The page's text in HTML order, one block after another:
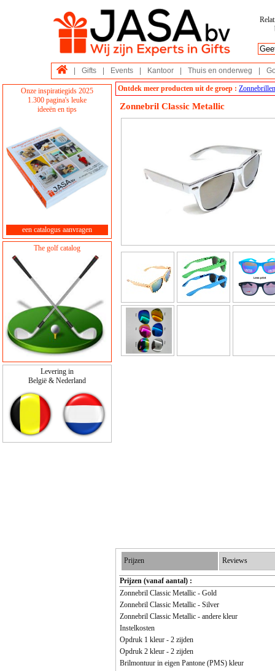
Gifts Events Kantoor Thuis en onderweg
Onze inspiratiegids 2025
1.300 pagina's leuke
ideeën en tips
een catalogus aanvragen
The golf catalog
Levering in
België & Nederland
Ontdek meer producten uit de groep : Zonnebrillen
Zonnebril Classic Metallic
Prijzen Reviews
Prijzen (vanaf aantal) :
Zonnebril Classic Metallic - Gold
Zonnebril Classic Metallic - Silver
Zonnebril Classic Metallic - andere kleur
Instelkosten
Opdruk 1 kleur - 2 zijden
Opdruk 2 kleur - 2 zijden
Brilmontuur in eigen Pantone (PMS) kleur